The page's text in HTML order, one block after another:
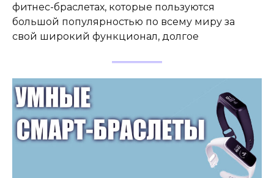
фитнес-браслетах, которые пользуются
большой популярностью по всему миру за
свой широкий функционал, долгое